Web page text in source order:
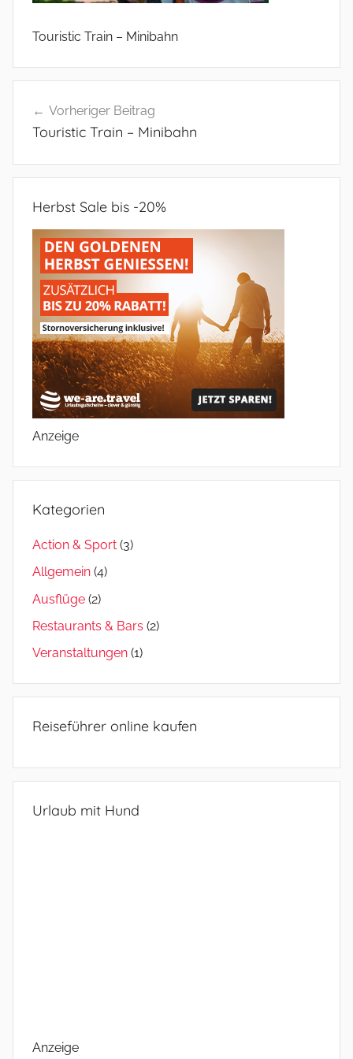
Touristic Train – Minibahn
Vorheriger Beitrag
Touristic Train – Minibahn
Herbst Sale bis -20%
Anzeige
Kategorien
Action & Sport (3)
Allgemein (4)
Ausflüge (2)
Restaurants & Bars (2)
Veranstaltungen (1)
Reiseführer online kaufen
Urlaub mit Hund
Anzeige